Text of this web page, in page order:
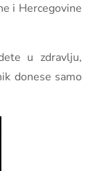
i Hercegovine
u zdravlju,
donese samo